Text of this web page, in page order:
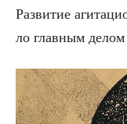
Раз­ви­тие
ло глав­ным